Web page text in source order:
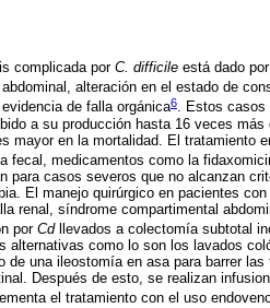
complicada porC. difficile está dado
alteración en el estado de
de falla orgánica6. Estos casos
a su producción hasta 16 veces
mayor en la mortalidad. El tratamiento
fecal, medicamentos como la
para casos severos que no alcanzan
El manejo quirúrgico en pacientes
renal, síndrome compartimental
por Cdllevados a colectomía subtotal
alternativas como lo son los lavados
de una ileostomía en asa para barrer
Después de esto, se realizan
el tratamiento con el uso